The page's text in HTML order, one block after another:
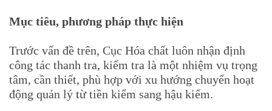
Mục tiêu, phương pháp thực hiện
Trước vấn đề trên, Cục Hóa chất luôn nhận định
công tác thanh tra, kiểm tra là một nhiệm vụ trọng
tâm, cần thiết, phù hợp với xu hướng chuyển hoạt
động quản lý từ tiền kiểm sang hậu kiểm.